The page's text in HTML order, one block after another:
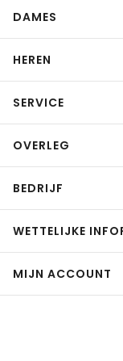
DAMES
HEREN
SERVICE
OVERLEG
BEDRIJF
WETTELIJKE
MIJN ACCOUNT